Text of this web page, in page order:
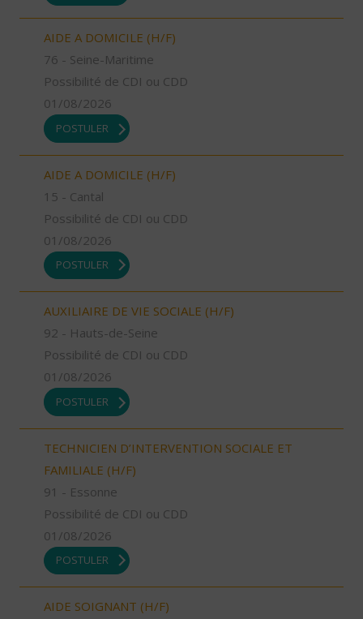
AIDE A DOMICILE (H/F)
76 - Seine-Maritime
Possibilité de CDI ou CDD
01/08/2026
POSTULER
AIDE A DOMICILE (H/F)
15 - Cantal
Possibilité de CDI ou CDD
01/08/2026
POSTULER
AUXILIAIRE DE VIE SOCIALE (H/F)
92 - Hauts-de-Seine
Possibilité de CDI ou CDD
01/08/2026
POSTULER
TECHNICIEN D’INTERVENTION SOCIALE ET
FAMILIALE (H/F)
91 - Essonne
Possibilité de CDI ou CDD
01/08/2026
POSTULER
AIDE SOIGNANT (H/F)